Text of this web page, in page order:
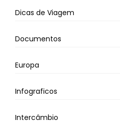
Dicas de Viagem
Documentos
Europa
Infograficos
Intercâmbio